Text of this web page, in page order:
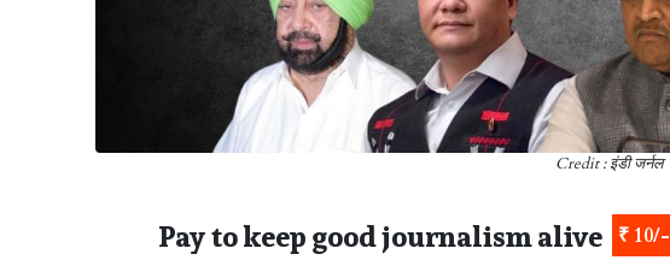
Credit : इंडी जर्नल
Pay to keep good journalism alive ₹ 10/-